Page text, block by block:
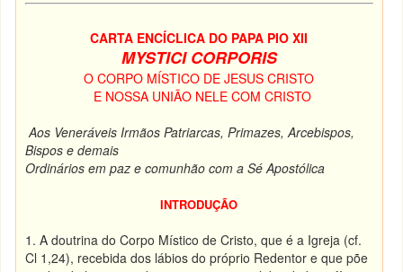
CARTA ENCÍCLICA DO PAPA PIO XII
MYSTICI CORPORIS
O CORPO MÍSTICO DE JESUS CRISTO
E NOSSA UNIÃO NELE COM CRISTO
Aos Veneráveis Irmãos Patriarcas, Primazes, Arcebispos,
Bispos e demais
Ordinários em paz e comunhão com a Sé Apostólica
INTRODUÇÃO
1. A doutrina do Corpo Místico de Cristo, que é a Igreja (cf.
Cl 1,24), recebida dos lábios do próprio Redentor e que põe